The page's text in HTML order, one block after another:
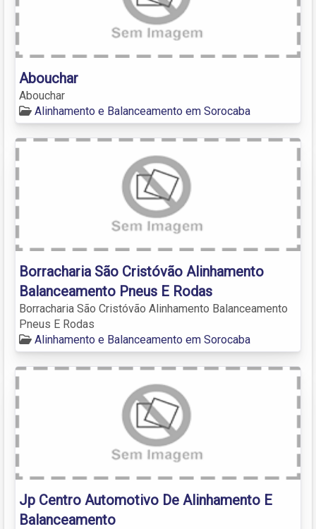
Abouchar
Abouchar
Alinhamento e Balanceamento em Sorocaba
Borracharia São Cristóvão Alinhamento
Balanceamento Pneus E Rodas
Borracharia São Cristóvão Alinhamento Balanceamento
Pneus E Rodas
Alinhamento e Balanceamento em Sorocaba
Jp Centro Automotivo De Alinhamento E
Balanceamento